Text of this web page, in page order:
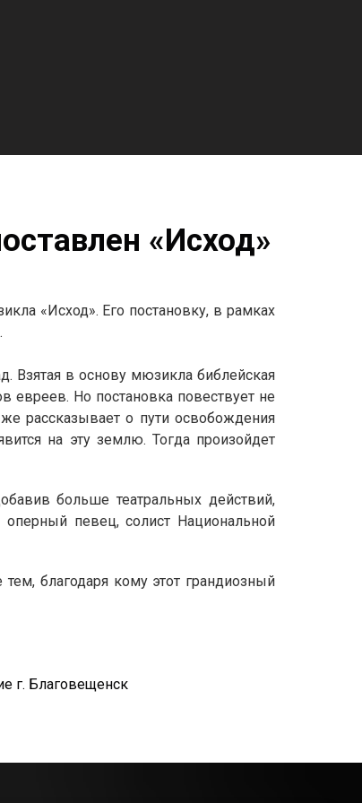
«Исход»
«Исход». Его постановку, в рамках
Взятая в основу мюзикла библейская
евреев. Но постановка повествует не
рассказывает о пути освобождения
на эту землю. Тогда произойдет
больше театральных действий,
певец, солист Национальной
благодаря кому этот грандиозный
г. Благовещенск